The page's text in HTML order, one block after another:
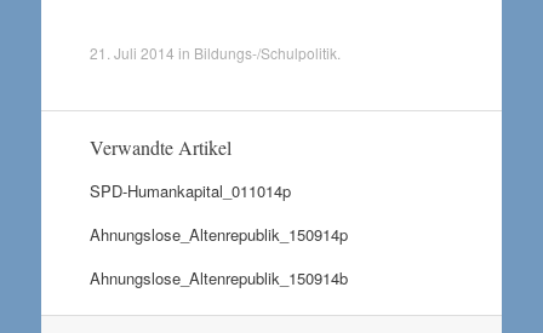
21. Juli 2014 in Bildungs-/Schulpolitik
Verwandte Artikel
SPD-Humankapital_011014p
Ahnungslose_Altenrepublik_150914p
Ahnungslose_Altenrepublik_150914b